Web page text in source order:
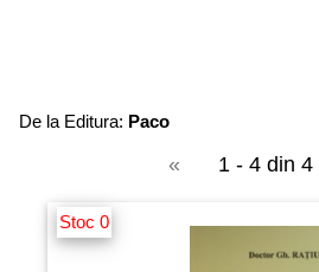
De la Editura: Paco
« 1 - 4 din 4
Stoc 0